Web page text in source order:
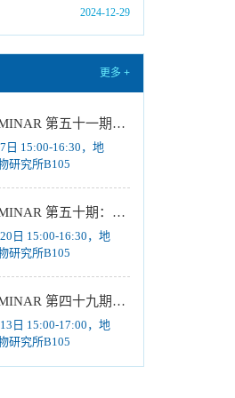
中国科协青年托举人
果公示[2024-11-25]
届（2024-2026年
程项目的通知
年招收攻读博士学
年招收攻读硕士学
年推免生放弃拟录
2024-12-29
更多 +
IOZ FRIDAY SEMINAR 第五十一期：进化基因组算法与古基因流检测
日 15:00-16:30，地
研究所B105
IOZ FRIDAY SEMINAR 第五十期：蚊媒病毒感染与传播
日 15:00-16:30，地
研究所B105
IOZ FRIDAY SEMINAR 第四十九期：ProDESIGN-LE与CarbonDesign：AI辅助的蛋白质设计、基于深度学习等新视角探究分子序列适应性演化
日 15:00-17:00，地
研究所B105